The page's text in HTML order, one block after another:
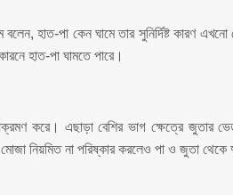
হাত-পা কেন ঘামে তার সুনির্দিষ্ট কারণ
হাত-পা ঘামতে পারে।
করে। এছাড়া বেশির ভাগ ক্ষেত্রে জুতার
নিয়মিত না পরিষ্কার করলেও পা ও জুতা থেকে